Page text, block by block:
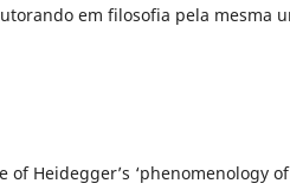
em filosofia pela mesma
of Heidegger’s ‘phenomenology